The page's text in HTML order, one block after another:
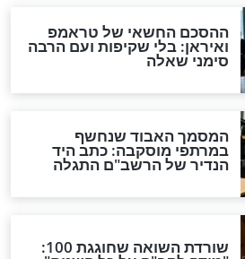
דינים ומנהגים לחג השבועות
שבועות